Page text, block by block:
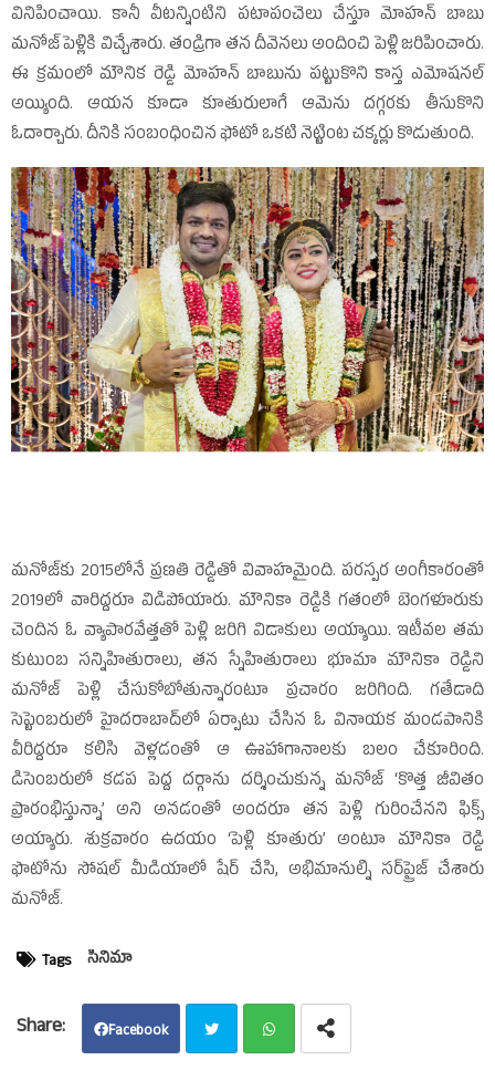
వినిపించాయి. కానీ వీటన్నింటిని పటాపంచెలు చేస్తూ మోహన్‌ బాబు
మనోజ్‌ పెళ్లికి విచ్చేశారు. తండ్రిగా తన దీవెనలు అందించి పెళ్లి జరిపించారు.
ఈ క్రమంలో మౌనిక రెడ్డి మోహన్‌ బాబును పట్టుకొని కాస్త ఎమోషనల్‌
అయ్యింది. ఆయన కూడా కూతురులాగే ఆమెను దగ్గరకు తీసుకొని
ఓదార్చారు. దీనికి సంబంధించిన ఫోటో ఒకటి నెట్టింట చక్కర్లు కొడుతుంది.
మనోజ్‌కు 2015లోనే ప్రణతి రెడ్డితో వివాహమైంది. పరస్పర అంగీకారంతో
2019లో వారిద్దరూ విడిపోయారు. మౌనికా రెడ్డికి గతంలో బెంగళూరుకు
చెందిన ఓ వ్యాపారవేత్తతో పెళ్లి జరిగి విడాకులు అయ్యాయి. ఇటీవల తమ
కుటుంబ సన్నిహితురాలు, తన స్నేహితురాలు భూమా మౌనికా రెడ్డిని
మనోజ్‌ పెళ్లి చేసుకోబోతున్నారంటూ ప్రచారం జరిగింది. గతేడాది
సెప్టెంబరులో హైదరాబాద్‌లో ఏర్పాటు చేసిన ఓ వినాయక మండపానికి
వీరిద్దరూ కలిసి వెళ్లడంతో ఆ ఊహాగానాలకు బలం చేకూరింది.
డిసెంబరులో కడప పెద్ద దర్గాను దర్శించుకున్న మనోజ్‌ ‘కొత్త జీవితం
ప్రారంభిస్తున్నా’ అని అనడంతో అందరూ తన పెళ్లి గురించేనని ఫిక్స్‌
అయ్యారు. శుక్రవారం ఉదయం ‘పెళ్లి కూతురు’ అంటూ మౌనికా రెడ్డి
ఫొటోను సోషల్‌ మీడియాలో షేర్‌ చేసి, అభిమానుల్ని సర్‌ప్రైజ్‌ చేశారు
మనోజ్‌.
Tags సినిమా
Facebook